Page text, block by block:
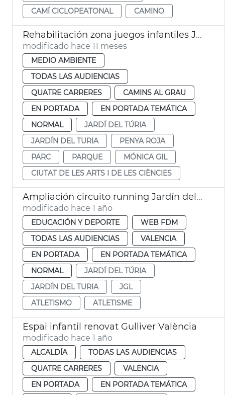
CAMÍ CICLOPEATONAL
CAMINO
Rehabilitación zona juegos infantiles Jardín del Túria València
modificado hace 11 meses
MEDIO AMBIENTE
TODAS LAS AUDIENCIAS
QUATRE CARRERES
CAMINS AL GRAU
EN PORTADA
EN PORTADA TEMÁTICA
NORMAL
JARDÍ DEL TÚRIA
JARDÍN DEL TURIA
PENYA ROJA
PARC
PARQUE
MÓNICA GIL
CIUTAT DE LES ARTS I DE LES CIÈNCIES
Ampliación circuito running Jardín del Turia València JGL
modificado hace 1 año
EDUCACIÓN Y DEPORTE
WEB FDM
TODAS LAS AUDIENCIAS
VALENCIA
EN PORTADA
EN PORTADA TEMÁTICA
NORMAL
JARDÍ DEL TÚRIA
JARDÍN DEL TURIA
JGL
ATLETISMO
ATLETISME
Espai infantil renovat Gulliver València
modificado hace 1 año
ALCALDÍA
TODAS LAS AUDIENCIAS
QUATRE CARRERES
VALENCIA
EN PORTADA
EN PORTADA TEMÁTICA